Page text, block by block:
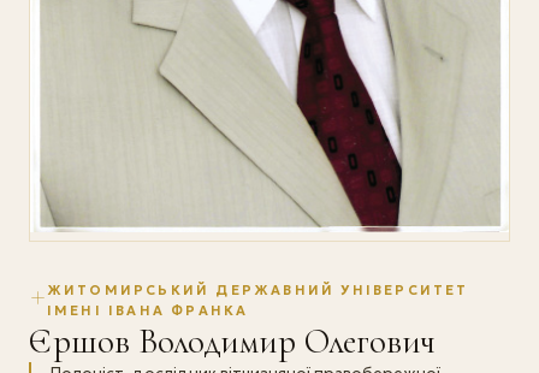
ЖИТОМИРСЬКИЙ ДЕРЖАВНИЙ УНІВЕРСИТЕТ
ІМЕНІ ІВАНА ФРАНКА
Єршов Володимир Олегович